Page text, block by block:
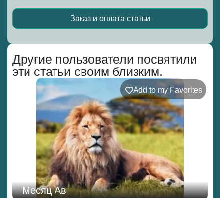
Другие пользователи посвятили
эти статьи своим близким.
Add to my Favorites
Месяц Ав
Заказ и оплата статьи
Alternative: